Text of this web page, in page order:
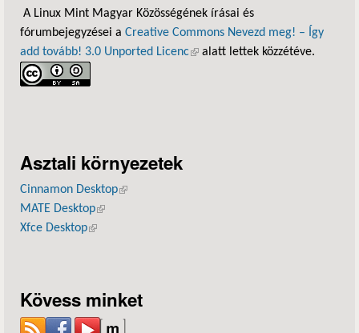
A Linux Mint Magyar Közösségének írásai és
fórumbejegyzései a Creative Commons Nevezd meg! – Így
add tovább! 3.0 Unported Licenc(külső hivatkozás)
alatt lettek közzétéve.
Asztali környezetek
Cinnamon Desktop(külső hivatkozás)
MATE Desktop(külső hivatkozás)
Xfce Desktop(külső hivatkozás)
Kövess minket